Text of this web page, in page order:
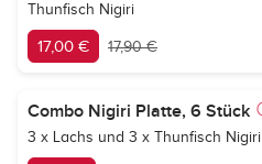
Thunfisch Nigiri
17,00 € 17,90 €
Combo Nigiri Platte, 6 Stück
3 x Lachs und 3 x Thunfisch Nigiri